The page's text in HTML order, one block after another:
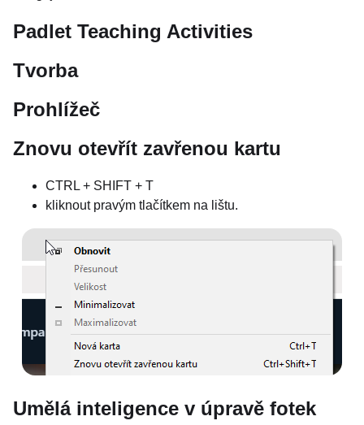
Padlet Teaching Activities
Tvorba
Prohlížeč
Znovu otevřít zavřenou kartu
CTRL + SHIFT + T
kliknout pravým tlačítkem na lištu.
Umělá inteligence v úpravě fotek